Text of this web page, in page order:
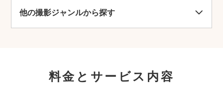
他の撮影ジャンルから探す
料金とサービス内容